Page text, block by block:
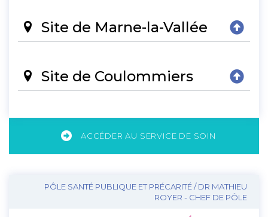
Site de Marne-la-Vallée
Site de Coulommiers
ACCÉDER AU SERVICE DE SOIN
PÔLE SANTÉ PUBLIQUE ET PRÉCARITÉ / DR MATHIEU
ROYER - CHEF DE PÔLE